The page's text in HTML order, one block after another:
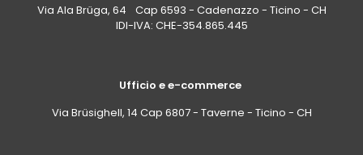
Via Ala Brüga, 64 Cap 6593 - Cadenazzo - Ticino - CH
IDI-IVA: CHE-354.865.445
Ufficio e e-commerce
Via Brüsighell, 14 Cap 6807 - Taverne - Ticino - CH